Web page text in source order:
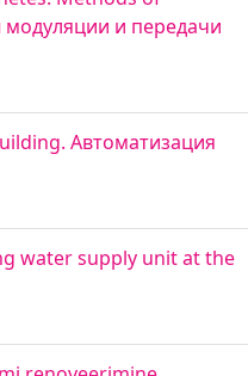
и передачи
Автоматизация
water supply unit at the